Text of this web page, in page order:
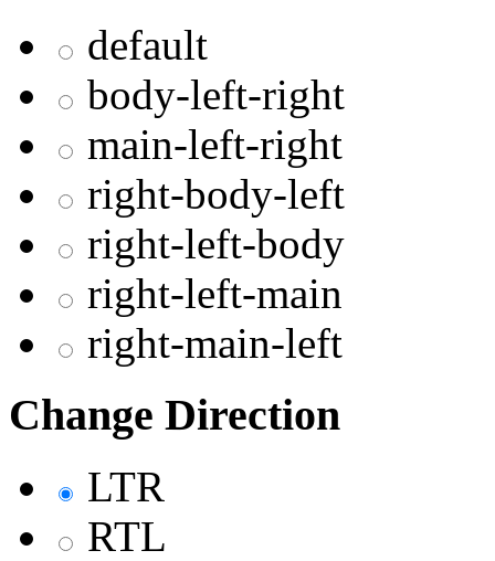
default
body-left-right
main-left-right
right-body-left
right-left-body
right-left-main
right-main-left
Change Direction
LTR
RTL